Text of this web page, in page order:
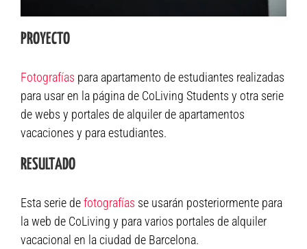
PROYECTO
Fotografías para apartamento de estudiantes realizadas
para usar en la página de CoLiving Students y otra serie
de webs y portales de alquiler de apartamentos
vacaciones y para estudiantes.
RESULTADO
Esta serie defotografías se usarán posteriormente para
la web de CoLiving y para varios portales de alquiler
vacacional en la ciudad de Barcelona.